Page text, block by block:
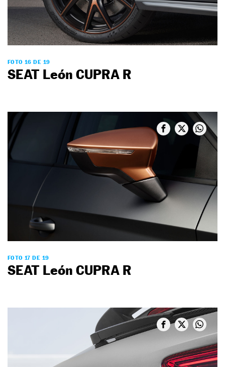
FOTO 16 DE 19
SEAT León CUPRA R
FOTO 17 DE 19
SEAT León CUPRA R